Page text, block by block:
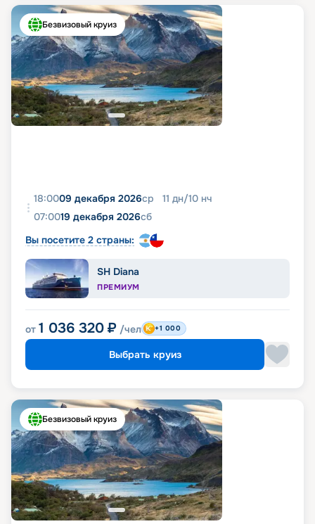
Безвизовый круиз
18:0009 декабря 2026ср 11 дн/10 нч
07:0019 декабря 2026сб
Вы посетите 2 страны:
SH Diana
ПРЕМИУМ
от 1 036 320 ₽ /чел +1 000
Выбрать круиз
Безвизовый круиз